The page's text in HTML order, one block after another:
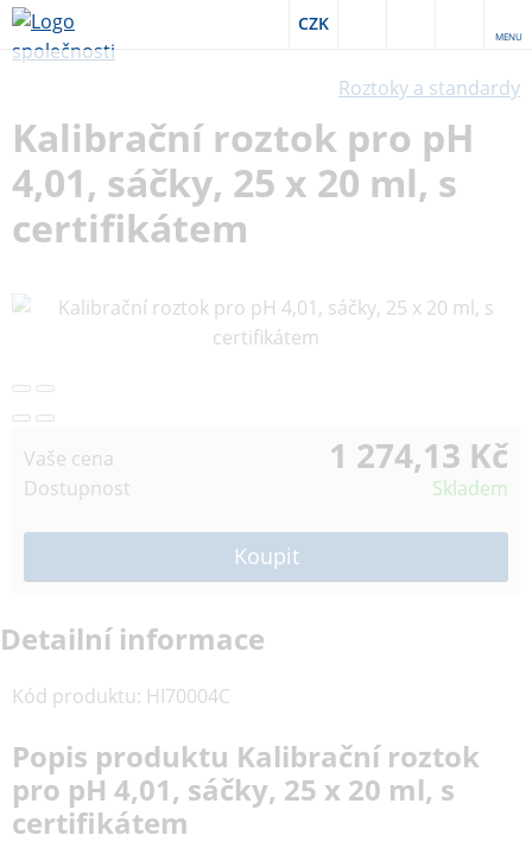
CZK
MENU
Roztoky a standardy
Kalibrační roztok pro pH
4,01, sáčky, 25 x 20 ml, s
certifikátem
Vaše cena 1 274,13 Kč
Dostupnost Skladem
Detailní informace
Kód produktu: HI70004C
Popis produktu Kalibrační roztok
pro pH 4,01, sáčky, 25 x 20 ml, s
certifikátem